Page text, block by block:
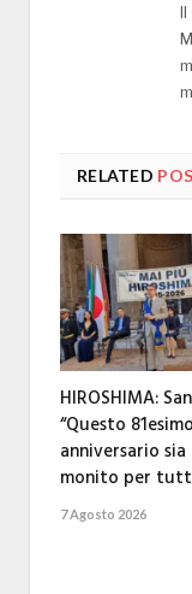
Il
RELATED
HIROSHIMA:
“Questo 81esimo
anniversario sia
monito per
7 Agosto 2026